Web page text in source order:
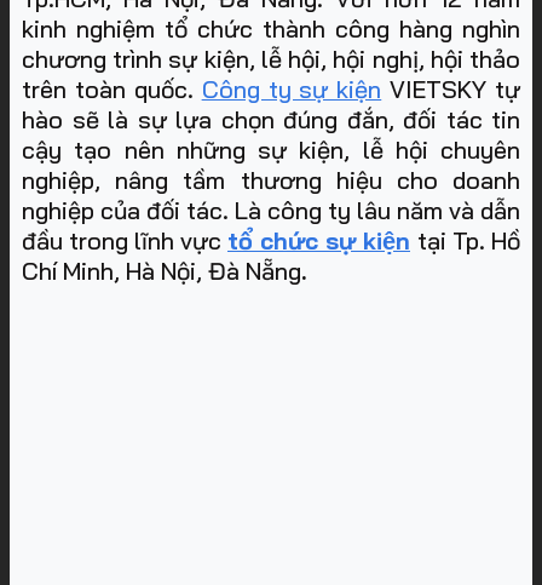
kinh nghiệm tổ chức thành công hàng nghìn
chương trình sự kiện, lễ hội, hội nghị, hội thảo
trên toàn quốc. Công ty sự kiện VIETSKY tự
hào sẽ là sự lựa chọn đúng đắn, đối tác tin
cậy tạo nên những sự kiện, lễ hội chuyên
nghiệp, nâng tầm thương hiệu cho doanh
nghiệp của đối tác. Là công ty lâu năm và dẫn
đầu trong lĩnh vực tổ chức sự kiện tại Tp. Hồ
Chí Minh, Hà Nội, Đà Nẵng.